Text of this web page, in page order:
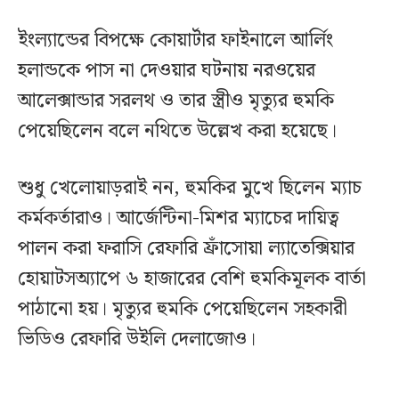
ইংল্যান্ডের বিপক্ষে কোয়ার্টার ফাইনালে আর্লিং
হলান্ডকে পাস না দেওয়ার ঘটনায় নরওয়ের
আলেক্সান্ডার সরলথ ও তার স্ত্রীও মৃত্যুর হুমকি
পেয়েছিলেন বলে নথিতে উল্লেখ করা হয়েছে।
শুধু খেলোয়াড়রাই নন, হুমকির মুখে ছিলেন ম্যাচ
কর্মকর্তারাও। আর্জেন্টিনা-মিশর ম্যাচের দায়িত্ব
পালন করা ফরাসি রেফারি ফ্রাঁসোয়া ল্যাতেক্সিয়ার
হোয়াটসঅ্যাপে ৬ হাজারের বেশি হুমকিমূলক বার্তা
পাঠানো হয়। মৃত্যুর হুমকি পেয়েছিলেন সহকারী
ভিডিও রেফারি উইলি দেলাজোও।